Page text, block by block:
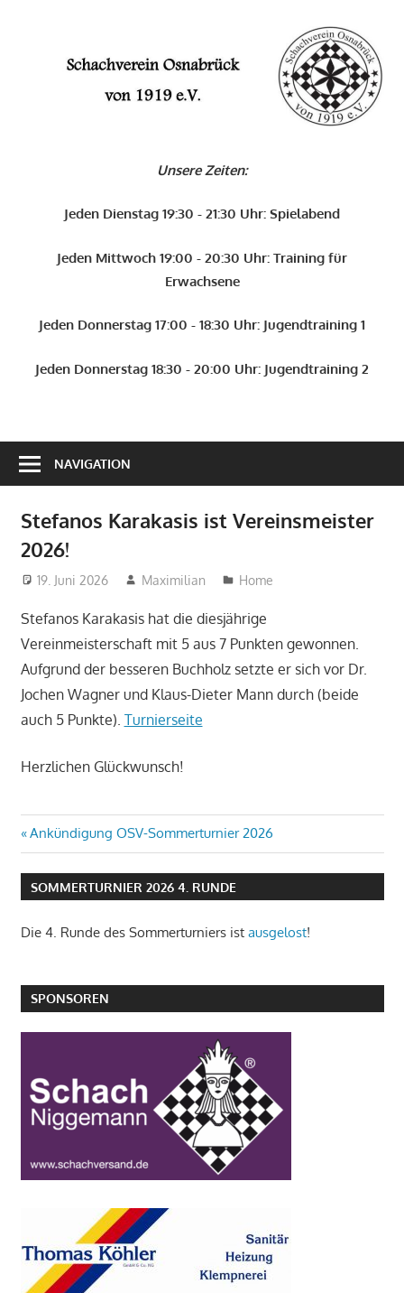
Unsere Zeiten:
Jeden Dienstag 19:30 - 21:30 Uhr: Spielabend
Jeden Mittwoch 19:00 - 20:30 Uhr: Training für
Erwachsene
Jeden Donnerstag 17:00 - 18:30 Uhr: Jugendtraining 1
Jeden Donnerstag 18:30 - 20:00 Uhr: Jugendtraining 2
NAVIGATION
Stefanos Karakasis ist Vereinsmeister
2026!
19. Juni 2026 Maximilian Home
Stefanos Karakasis hat die diesjährige
Vereinmeisterschaft mit 5 aus 7 Punkten gewonnen.
Aufgrund der besseren Buchholz setzte er sich vor Dr.
Jochen Wagner und Klaus-Dieter Mann durch (beide
auch 5 Punkte). Turnierseite
Herzlichen Glückwunsch!
Beitragsnavigation
Vorheriger
Beitrag:
Ankündigung OSV-Sommerturnier 2026
SOMMERTURNIER 2026 4. RUNDE
Die 4. Runde des Sommerturniers ist ausgelost!
SPONSOREN